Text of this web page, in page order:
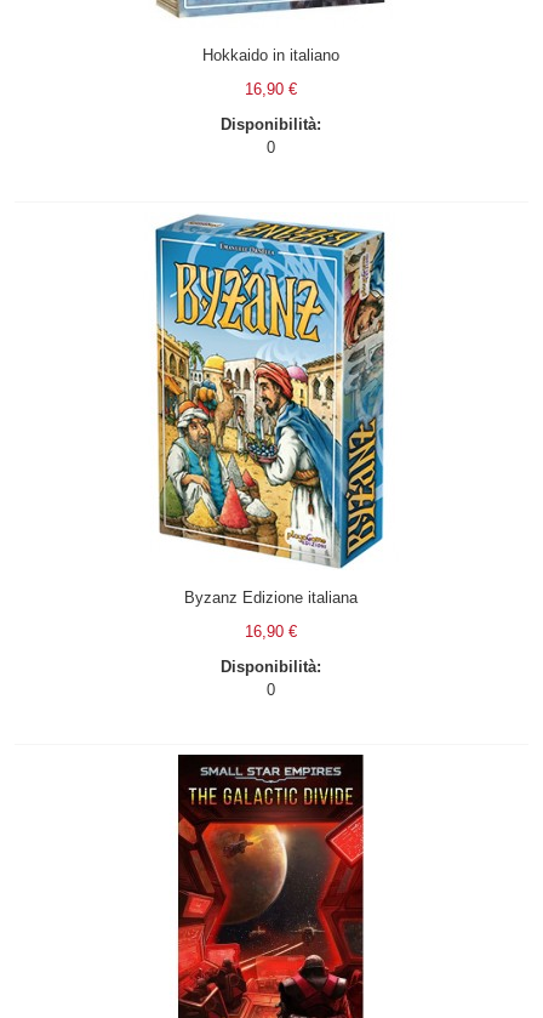
Hokkaido in italiano
16,90 €
Disponibilità:
0
Byzanz Edizione italiana
16,90 €
Disponibilità:
0